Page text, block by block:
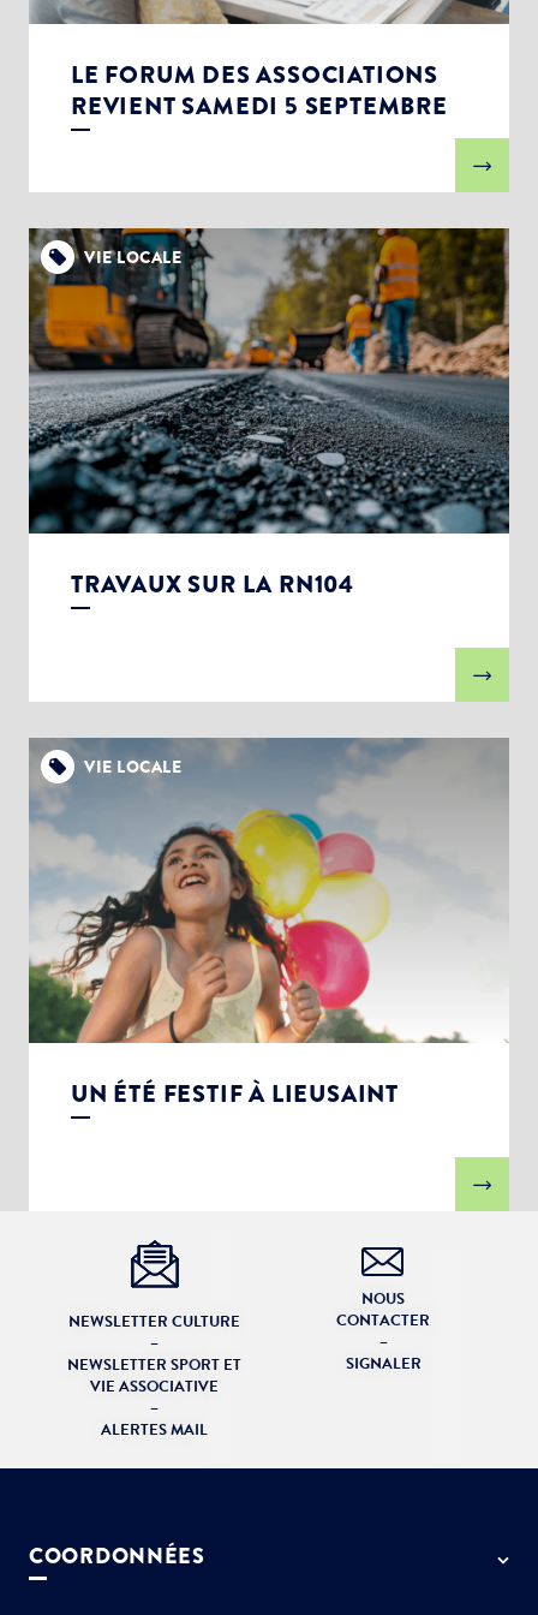
LE FORUM DES ASSOCIATIONS
REVIENT SAMEDI 5 SEPTEMBRE
VIE LOCALE
TRAVAUX SUR LA RN104
VIE LOCALE
UN ÉTÉ FESTIF À LIEUSAINT
NEWSLETTER CULTURE
–
NEWSLETTER SPORT ET
VIE ASSOCIATIVE
–
ALERTES MAIL
NOUS
CONTACTER
–
SIGNALER
COORDONNÉES